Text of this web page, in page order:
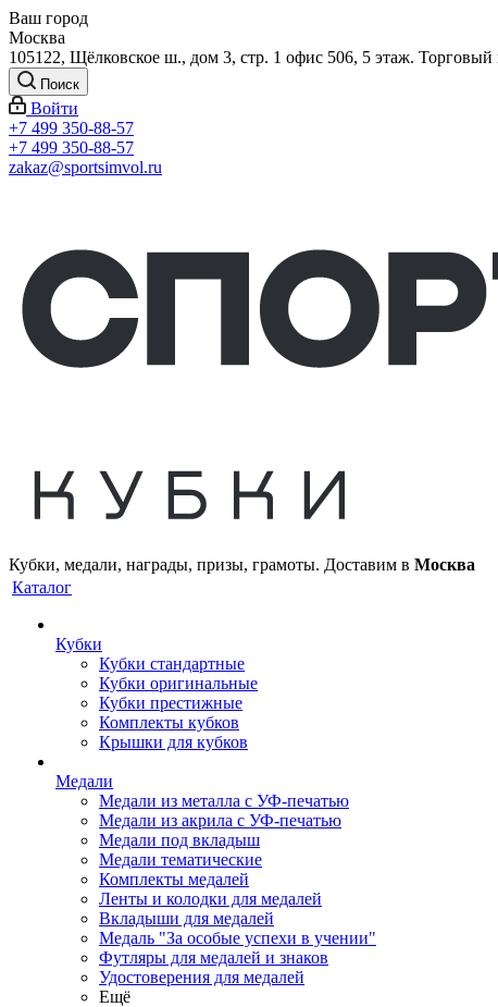
Ваш город
Москва
105122, Щёлковское ш., дом 3, стр. 1 офис 506, 5 этаж.
Поиск
Войти
+7 499 350-88-57
+7 499 350-88-57
zakaz@sportsimvol.ru
Кубки, медали, награды, призы, грамоты. Доставим в Москва
Каталог
Кубки
Кубки стандартные
Кубки оригинальные
Кубки престижные
Комплекты кубков
Крышки для кубков
Медали
Медали из металла с УФ-печатью
Медали из акрила с УФ-печатью
Медали под вкладыш
Медали тематические
Комплекты медалей
Ленты и колодки для медалей
Вкладыши для медалей
Медаль "За особые успехи в учении"
Футляры для медалей и знаков
Удостоверения для медалей
Ещё